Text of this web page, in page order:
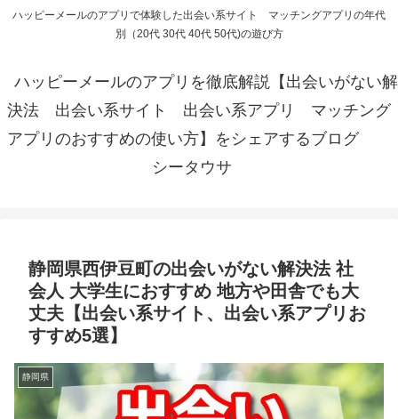
ハッピーメールのアプリで体験した出会い系サイト マッチングアプリの年代
別（20代 30代 40代 50代)の遊び方
ハッピーメールのアプリを徹底解説【出会いがない解
決法 出会い系サイト 出会い系アプリ マッチング
アプリのおすすめの使い方】をシェアするブログ
シータウサ
静岡県西伊豆町の出会いがない解決法 社
会人 大学生におすすめ 地方や田舎でも大
丈夫【出会い系サイト、出会い系アプリお
すすめ5選】
静岡県